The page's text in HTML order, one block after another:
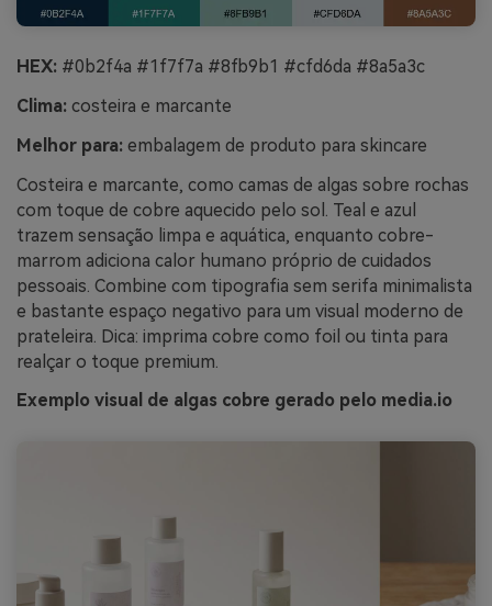
HEX: #0b2f4a #1f7f7a #8fb9b1 #cfd6da #8a5a3c
Clima: costeira e marcante
Melhor para: embalagem de produto para skincare
Costeira e marcante, como camas de algas sobre rochas
com toque de cobre aquecido pelo sol. Teal e azul
trazem sensação limpa e aquática, enquanto cobre-
marrom adiciona calor humano próprio de cuidados
pessoais. Combine com tipografia sem serifa minimalista
e bastante espaço negativo para um visual moderno de
prateleira. Dica: imprima cobre como foil ou tinta para
realçar o toque premium.
Exemplo visual de algas cobre gerado pelo media.io